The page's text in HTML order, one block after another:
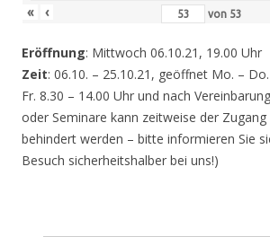
« ‹ von 53
Eröffnung: Mittwoch 06.10.21, 19.00 Uhr
Zeit: 06.10. – 25.10.21, geöffnet Mo. –
Fr. 8.30 – 14.00 Uhr und nach
oder Seminare kann zeitweise der
behindert werden – bitte informieren Sie
Besuch sicherheitshalber bei uns!)